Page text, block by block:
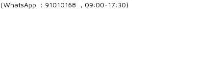
（WhatsApp ：91010168 ，09:00-17:30)